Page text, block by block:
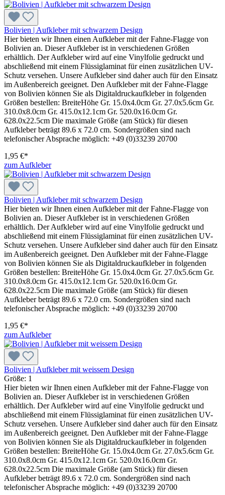
Bolivien | Aufkleber mit schwarzem Design
Hier bieten wir Ihnen einen Aufkleber mit der Fahne-Flagge von
Bolivien an. Dieser Aufkleber ist in verschiedenen Größen
erhältlich. Der Aufkleber wird auf eine Vinylfolie gedruckt und
abschließend mit einem Flüssiglaminat für einen zusätzlichen UV-
Schutz versehen. Unsere Aufkleber sind daher auch für den Einsatz
im Außenbereich geeignet. Den Aufkleber mit der Fahne-Flagge
von Bolivien können Sie als Digitaldruckaufkleber in folgenden
Größen bestellen: BreiteHöhe Gr. 15.0x4.0cm Gr. 27.0x5.6cm Gr.
310.0x8.0cm Gr. 415.0x12.1cm Gr. 520.0x16.0cm Gr.
628.0x22.5cm Die maximale Größe (am Stück) für diesen
Aufkleber beträgt 89.6 x 72.0 cm. Sondergrößen sind nach
telefonischer Absprache möglich: +49 (0)33239 20700
1,95 €*
zum Aufkleber
Bolivien | Aufkleber mit schwarzem Design
Hier bieten wir Ihnen einen Aufkleber mit der Fahne-Flagge von
Bolivien an. Dieser Aufkleber ist in verschiedenen Größen
erhältlich. Der Aufkleber wird auf eine Vinylfolie gedruckt und
abschließend mit einem Flüssiglaminat für einen zusätzlichen UV-
Schutz versehen. Unsere Aufkleber sind daher auch für den Einsatz
im Außenbereich geeignet. Den Aufkleber mit der Fahne-Flagge
von Bolivien können Sie als Digitaldruckaufkleber in folgenden
Größen bestellen: BreiteHöhe Gr. 15.0x4.0cm Gr. 27.0x5.6cm Gr.
310.0x8.0cm Gr. 415.0x12.1cm Gr. 520.0x16.0cm Gr.
628.0x22.5cm Die maximale Größe (am Stück) für diesen
Aufkleber beträgt 89.6 x 72.0 cm. Sondergrößen sind nach
telefonischer Absprache möglich: +49 (0)33239 20700
1,95 €*
zum Aufkleber
Bolivien | Aufkleber mit weissem Design
Größe: 1
Hier bieten wir Ihnen einen Aufkleber mit der Fahne-Flagge von
Bolivien an. Dieser Aufkleber ist in verschiedenen Größen
erhältlich. Der Aufkleber wird auf eine Vinylfolie gedruckt und
abschließend mit einem Flüssiglaminat für einen zusätzlichen UV-
Schutz versehen. Unsere Aufkleber sind daher auch für den Einsatz
im Außenbereich geeignet. Den Aufkleber mit der Fahne-Flagge
von Bolivien können Sie als Digitaldruckaufkleber in folgenden
Größen bestellen: BreiteHöhe Gr. 15.0x4.0cm Gr. 27.0x5.6cm Gr.
310.0x8.0cm Gr. 415.0x12.1cm Gr. 520.0x16.0cm Gr.
628.0x22.5cm Die maximale Größe (am Stück) für diesen
Aufkleber beträgt 89.6 x 72.0 cm. Sondergrößen sind nach
telefonischer Absprache möglich: +49 (0)33239 20700